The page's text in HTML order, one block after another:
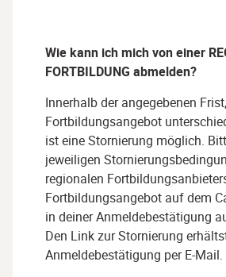
Wie kann ich mich von einer
FORTBILDUNG abmelden?
Innerhalb der angegebenen
Fortbildungsangebot
ist eine Stornierung möglich.
jeweiligen
regionalen
Fortbildungsangebot auf dem
in deiner Anmeldebestätigung
Den Link zur Stornierung
Anmeldebestätigung per E-Mail.